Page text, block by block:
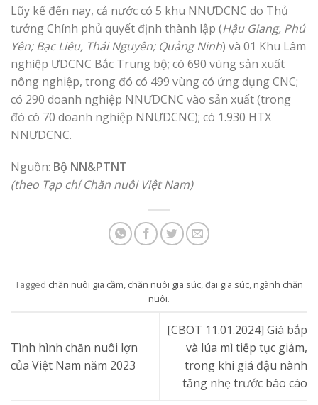
Lũy kế đến nay, cả nước có 5 khu NNƯDCNC do Thủ
tướng Chính phủ quyết định thành lập (Hậu Giang, Phú
Yên; Bạc Liêu, Thái Nguyên;Quảng Ninh) và 01 Khu Lâm
nghiệp ƯDCNC Bắc Trung bộ; có 690 vùng sản xuất
nông nghiệp, trong đó có 499 vùng có ứng dụng CNC;
có 290 doanh nghiệp NNƯDCNC vào sản xuất (trong
đó có 70 doanh nghiệp NNƯDCNC); có 1.930 HTX
NNƯDCNC.
Nguồn: Bộ NN&PTNT
(theo Tạp chí Chăn nuôi Việt Nam)
Tagged chăn nuôi gia cầm, chăn nuôi gia súc,đại gia súc, ngành chăn
nuôi.
Tình hình chăn nuôi lợn
của Việt Nam năm 2023
[CBOT 11.01.2024] Giá bắp
và lúa mì tiếp tục giảm,
trong khi giá đậu nành
tăng nhẹ trước báo cáo